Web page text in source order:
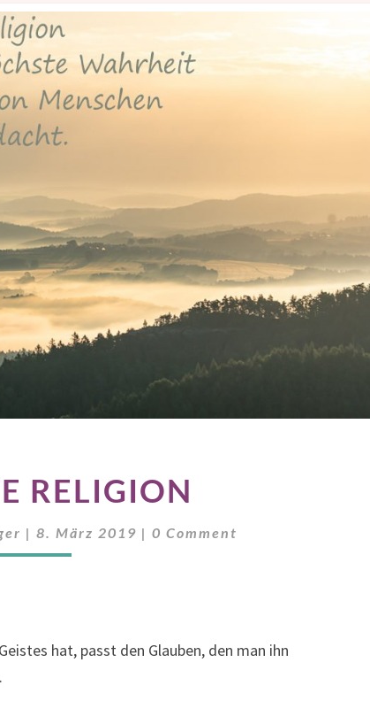
RELIGION
RELIGION
|8. März 2019 |Comments
0 Comment
hat, passt den Glauben, den man ihn